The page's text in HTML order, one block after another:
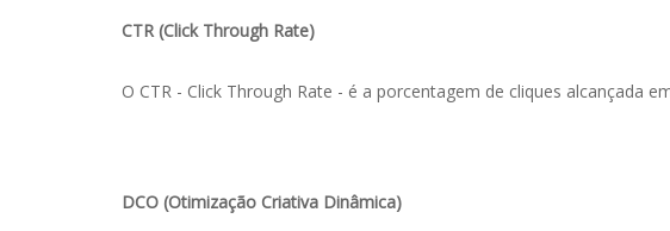
CTR (Click Through Rate)
O CTR - Click Through Rate - é a porcentagem de cliques alcançada
DCO (Otimização Criativa Dinâmica)